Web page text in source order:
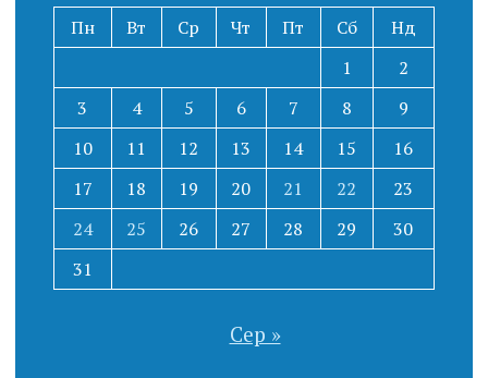
Пн
Вт Ср Чт Пт Сб
Нд
1
2
3
4 5 6 7 8
9
10
11 12 13 14 15
16
17
18 19 20 21 22
23
24
25 26 27 28 29
30
31
Сер »